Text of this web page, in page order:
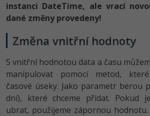
instanci DateTime, ale vrací
dané změny provedeny!
Změna vnitřní hodnoty
S vnitřní hodnotou data a času
manipulovat pomocí metod,
časové úseky. Jako parametr berou
dní), které chceme přidat. Pokud
ubrat, použijeme zápornou